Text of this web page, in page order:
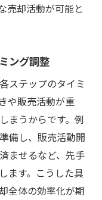
売却活動が可能と
ング調整
ステップのタイミ
や販売活動が重
まうからです。例
備し、販売活動開
ませるなど、先手
ます。こうした具
全体の効率化が期